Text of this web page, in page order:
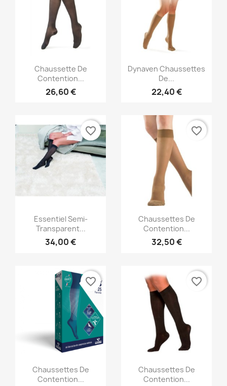
Aperçu rapide
Chaussette De
Contention...
26,60 €
Aperçu rapide
Dynaven Chaussettes
De...
22,40 €
Aperçu rapide
Essentiel Semi-
Transparent...
34,00 €
favorite_border
Aperçu rapide
Chaussettes De
Contention...
32,50 €
favorite_border
Aperçu rapide
Chaussettes De
Contention...
favorite_border
Aperçu rapide
Chaussettes De
Contention...
favorite_border